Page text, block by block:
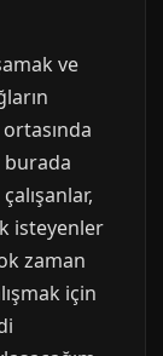
ve
burada
isteyenler
zaman
için